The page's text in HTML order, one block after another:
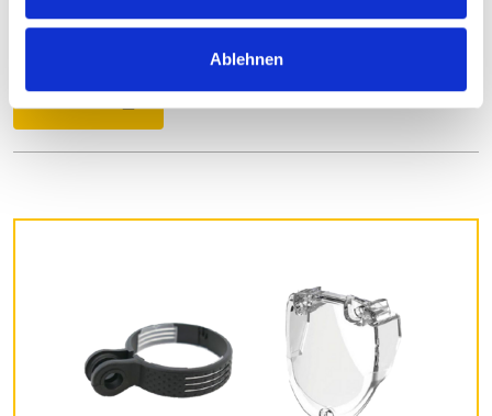
Ablehnen
Anleitung_IQ-XS-XM-XL.pdf